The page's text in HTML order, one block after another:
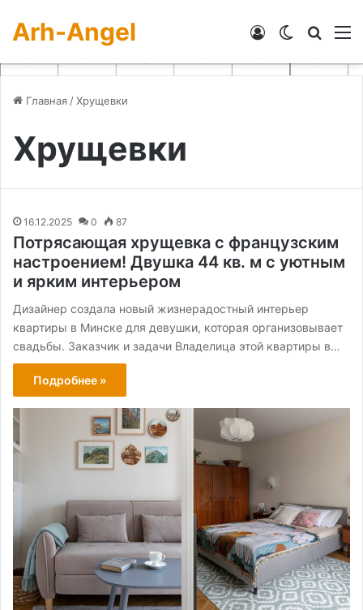
Arh-Angel Switch skin
Войти
Главная /Хрущевки
Хрущевки
16.12.2025 0 87
Потрясающая хрущевка с французским
настроением! Двушка 44 кв. м с уютным
и ярким интерьером
Дизайнер создала новый жизнерадостный интерьер
квартиры в Минске для девушки, которая организовывает
свадьбы. Заказчик и задачи Владелица этой квартиры в…
Подробнее »